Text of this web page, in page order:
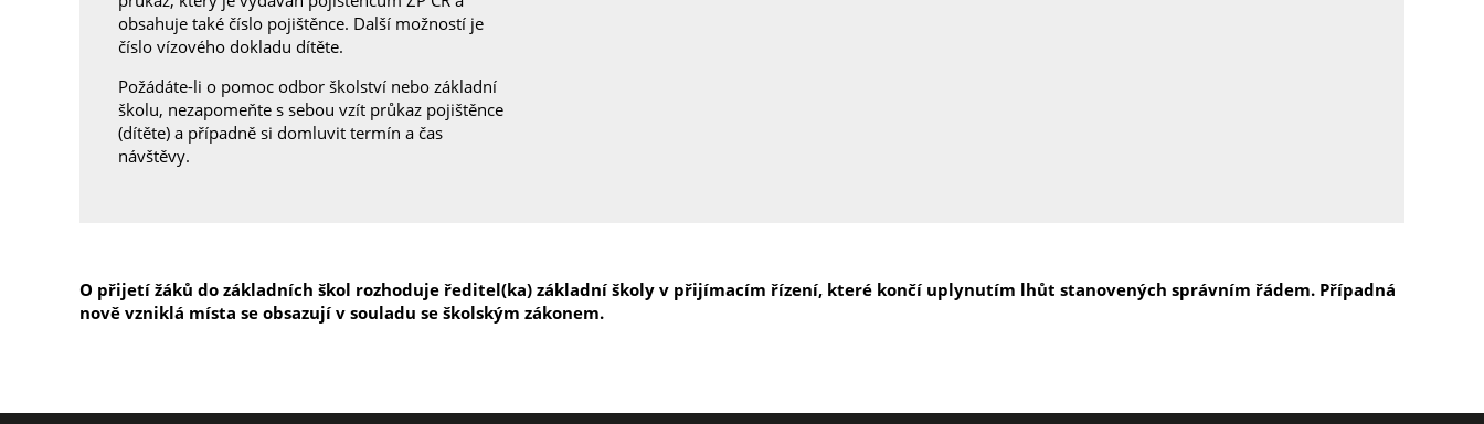
obsahuje také číslo pojištěnce. Další možností je
číslo vízového dokladu dítěte.
Požádáte-li o pomoc odbor školství nebo základní
školu, nezapomeňte s sebou vzít průkaz pojištěnce
(dítěte) a případně si domluvit termín a čas
návštěvy.
O přijetí žáků do základních škol rozhoduje ředitel(ka) základní školy v přijímacím řízení, které končí uplynutím lhůt stanovených správním řádem. Případná
nově vzniklá místa se obsazují v souladu se školským zákonem.